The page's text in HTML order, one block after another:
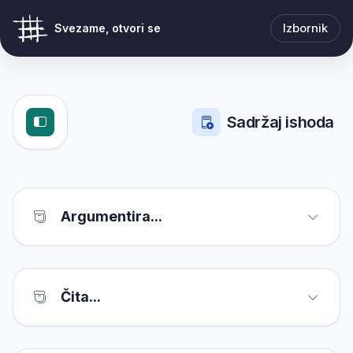
Svezame, otvori se Izbornik
Sadržaj ishoda
Argumentira...
Čita...